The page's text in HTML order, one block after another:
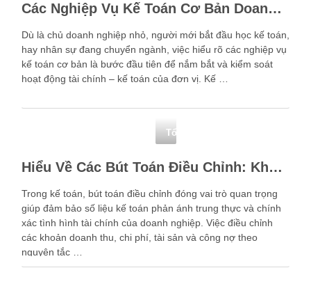
Các Nghiệp Vụ Kế Toán Cơ Bản Doanh Nghiệp Phải Nắm
Dù là chủ doanh nghiệp nhỏ, người mới bắt đầu học kế toán,
hay nhân sự đang chuyển ngành, việc hiểu rõ các nghiệp vụ
kế toán cơ bản là bước đầu tiên để nắm bắt và kiểm soát
hoạt động tài chính – kế toán của đơn vị. Kế …
Tổng hợp
Hiểu Về Các Bút Toán Điều Chỉnh: Khái Niệm Và Ví Dụ Thực Tế
Trong kế toán, bút toán điều chỉnh đóng vai trò quan trọng
giúp đảm bảo số liệu kế toán phản ánh trung thực và chính
xác tình hình tài chính của doanh nghiệp. Việc điều chỉnh
các khoản doanh thu, chi phí, tài sản và công nợ theo
nguyên tắc …